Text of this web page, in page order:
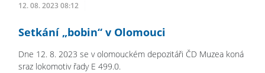
12. 08. 2023 08:12
Setkání „bobin“ v Olomouci
Dne 12. 8. 2023 se v olomouckém depozitáři ČD Muzea koná
sraz lokomotiv řady E 499.0.